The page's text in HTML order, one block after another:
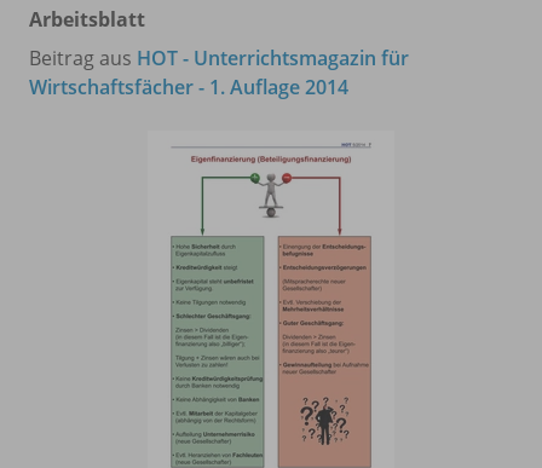
Arbeitsblatt
Beitrag aus HOT - Unterrichtsmagazin für
Wirtschaftsfächer - 1. Auflage 2014